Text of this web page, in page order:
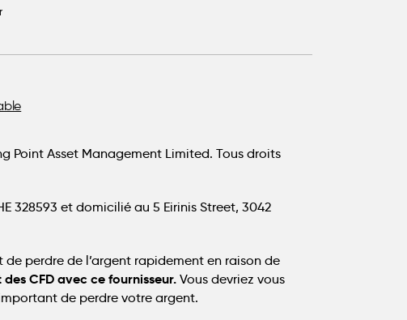
Point Asset Management Limited. Tous droits
328593 et domicilié au 5 Eirinis Street, 3042
perdre de l’argent rapidement en raison de
CFD avec ce fournisseur. Vous devriez vous
de perdre votre argent.